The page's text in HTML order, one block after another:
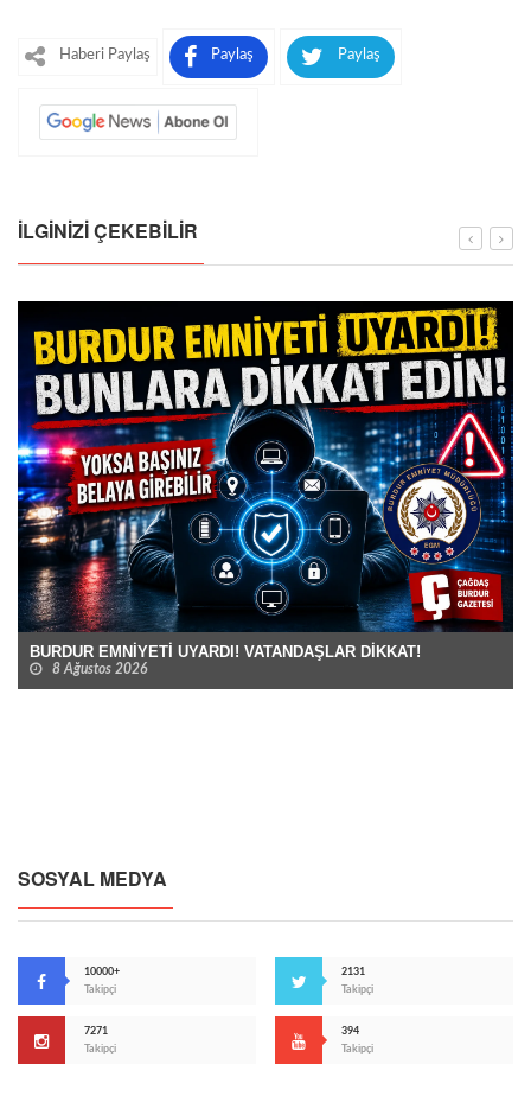
Haberi Paylaş Paylaş Paylaş
İLGINIZI ÇEKEBILIR
BURDUR EMNİYETİ UYARDI! VATANDAŞLAR DİKKAT!
8 Ağustos 2026
SOSYAL MEDYA
10000+
Takipçi
2131
Takipçi
7271
Takipçi
394
Takipçi